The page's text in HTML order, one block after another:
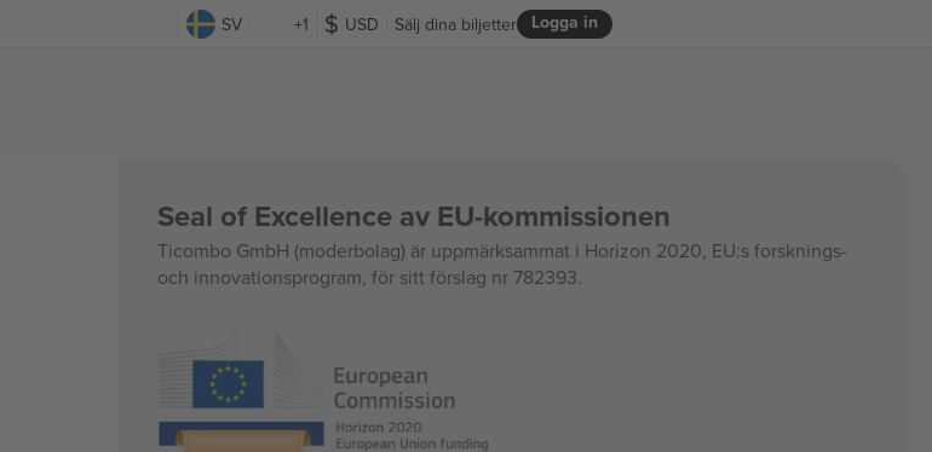
SV +1 USD Logga in
Sälj dina biljetter
Seal of Excellence av EU-kommissionen
Ticombo GmbH (moderbolag) är uppmärksammat i Horizon 2020, EU:s forsknings-
och innovationsprogram, för sitt förslag nr 782393.